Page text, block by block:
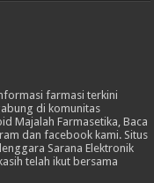
farmasi terkini
di komunitas
Majalah Farmasetika, Baca
dan facebook kami. Situs
Sarana Elektronik
telah ikut bersama